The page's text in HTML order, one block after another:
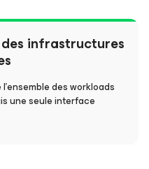
infrastructures
des workloads
une seule interface